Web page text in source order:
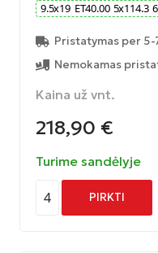
9.5x19 ET40.00 5x114.3
Pristatymas per 5-
Nemokamas
Kaina už vnt.
218,90 €
Turime sandėlyje
4 PIRKTI